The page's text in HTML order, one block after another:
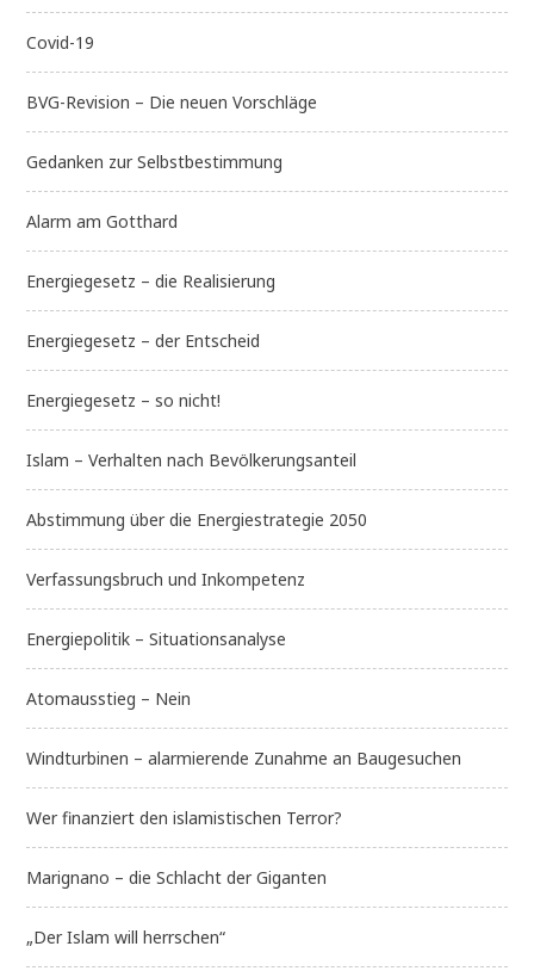
Covid-19
BVG-Revision – Die neuen Vorschläge
Gedanken zur Selbstbestimmung
Alarm am Gotthard
Energiegesetz – die Realisierung
Energiegesetz – der Entscheid
Energiegesetz – so nicht!
Islam – Verhalten nach Bevölkerungsanteil
Abstimmung über die Energiestrategie 2050
Verfassungsbruch und Inkompetenz
Energiepolitik – Situationsanalyse
Atomausstieg – Nein
Windturbinen – alarmierende Zunahme an Baugesuchen
Wer finanziert den islamistischen Terror?
Marignano – die Schlacht der Giganten
„Der Islam will herrschen“